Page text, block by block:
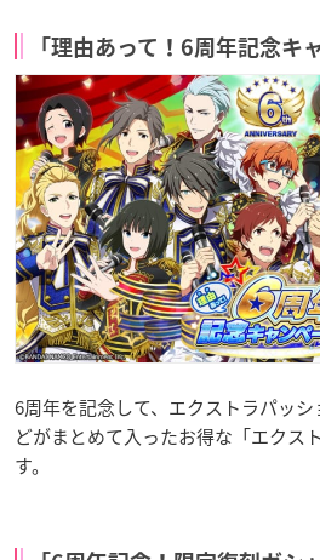
「理由あって！6周年記念キ
6周年を記念して、エクストラパッ
どがまとめて入ったお得な「エクス
す。